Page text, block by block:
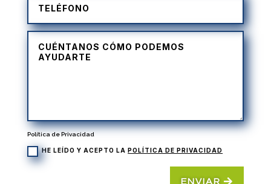
Política de Privacidad
HE LEÍDO Y ACEPTO LA POLÍTICA DE PRIVACIDAD
ENVIAR